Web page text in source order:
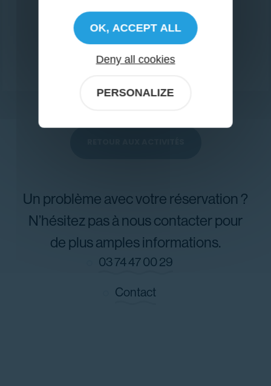
Prix total :15€
Un problème avec votre réservation ?
N’hésitez pas à nous contacter pour
de plus amples informations.
03 74 47 00 29
Contact
OK, ACCEPT ALL
Deny all cookies
PERSONALIZE